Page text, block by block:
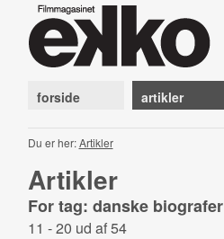
forside artikler
Du er her:Artikler
Artikler
For tag: danske biografer
11 - 20 ud af 54